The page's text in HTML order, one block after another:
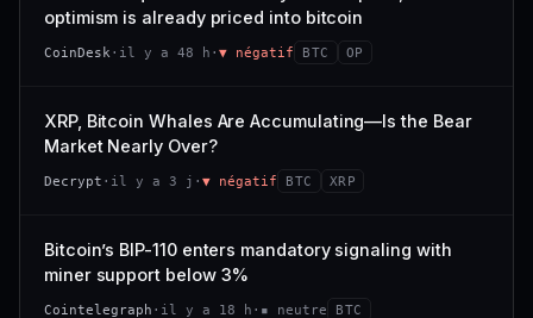
CONFIANCE
VAR. 7 J VAR. 30 J
CONFIANCE
momentum 24 h dégradé (+0,0 %), volume 24 h atone
(0,9 % de sa capitalisation échangés).
538 M$ 4,7 M$
−2,9 % −1,9 %
−50,0 % #93
CONFIANCE
optimism is already priced into bitcoin
CoinDesk · il y a 48 h · ▼ négatif BTC OP
XRP, Bitcoin Whales Are Accumulating—Is the Bear
Market Nearly Over?
Decrypt · il y a 3 j · ▼ négatif BTC XRP
Bitcoin’s BIP-110 enters mandatory signaling with
miner support below 3%
Cointelegraph · il y a 18 h · ▪ neutre BTC